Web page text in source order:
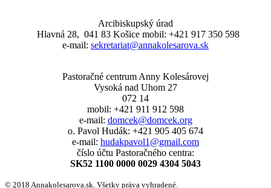
Arcibiskupský úrad
Hlavná 28, 041 83 Košice mobil: +421 917 350 598
e-mail: sekretariat@annakolesarova.sk
Pastoračné centrum Anny Kolesárovej
Vysoká nad Uhom 27
072 14
mobil: +421 911 912 598
e-mail: domcek@domcek.org
o. Pavol Hudák: +421 905 405 674
e-mail: hudakpavol1@gmail.com
číslo účtu Pastoračného centra:
SK52 1100 0000 0029 4304 5043
© 2018 Annakolesarova.sk. Všetky práva vyhradené.